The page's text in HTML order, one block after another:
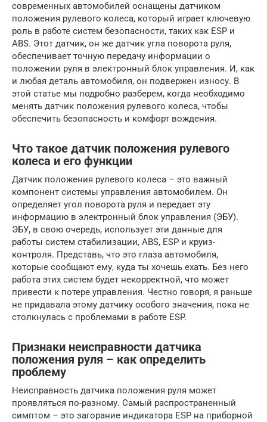
современных автомобилей оснащены датчиком
положения рулевого колеса, который играет ключевую
роль в работе систем безопасности, таких как ESP и
ABS. Этот датчик, он же датчик угла поворота руля,
обеспечивает точную передачу информации о
положении руля в электронный блок управления. И, как
и любая деталь автомобиля, он подвержен износу. В
этой статье мы подробно разберем, когда необходимо
менять датчик положения рулевого колеса, чтобы
обеспечить безопасность и комфорт вождения.
Что такое датчик положения рулевого
колеса и его функции
Датчик положения рулевого колеса – это важный
компонент системы управления автомобилем. Он
определяет угол поворота руля и передает эту
информацию в электронный блок управления (ЭБУ).
ЭБУ, в свою очередь, использует эти данные для
работы систем стабилизации, ABS, ESP и круиз-
контроля. Представь, что это глаза автомобиля,
которые сообщают ему, куда ты хочешь ехать. Без него
работа этих систем будет некорректной, что может
привести к потере управления. Честно говоря, я раньше
не придавала этому датчику особого значения, пока не
столкнулась с проблемами в работе ESP.
Признаки неисправности датчика
положения руля – как определить
проблему
Неисправность датчика положения руля может
проявляться по-разному. Самый распространенный
симптом – это загорание индикатора ESP на приборной